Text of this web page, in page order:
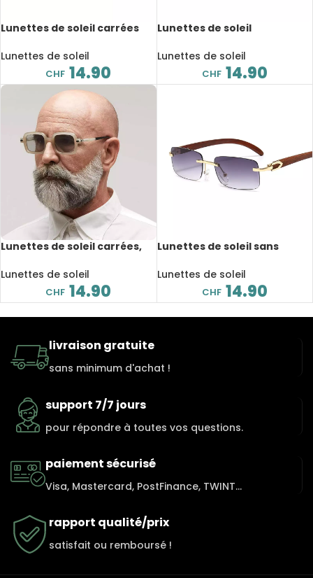
Lunettes de soleil carrées
Lunettes de soleil
CHF 14.90
Lunettes de soleil
rétro, UV400
Lunettes de soleil
CHF 14.90
Lunettes de soleil carrées,
Lunettes de soleil
CHF 14.90
Lunettes de soleil sans
rectangulaires, dégradée
Lunettes de soleil
CHF 14.90
livraison gratuite
sans minimum d'achat !
support 7/7 jours
pour répondre à toutes vos questions.
paiement sécurisé
Visa, Mastercard, PostFinance, TWINT...
rapport qualité/prix
satisfait ou remboursé !